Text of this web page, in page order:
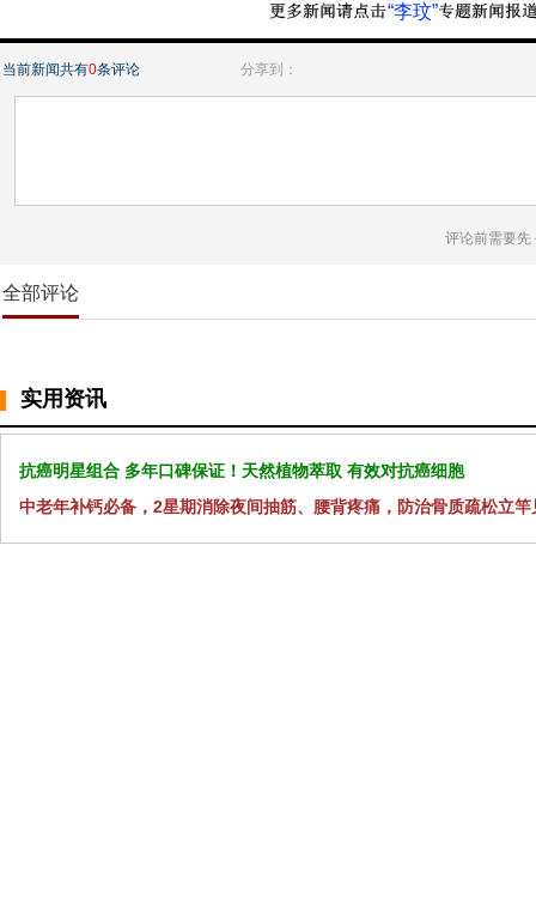
“李玟”
当前新闻共有0条评论 分享到：
评论前需要先
全部评论
实用资讯
抗癌明星组合 多年口碑保证！天然植物萃取 有效对抗癌细胞
中老年补钙必备，2星期消除夜间抽筋、腰背疼痛，防治骨质疏松立竿